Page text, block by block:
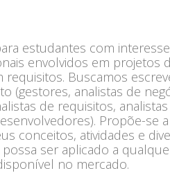
estudantes com
envolvidos em projetos
Buscamos
(gestores, analistas de
de requisitos,
Propõe-se
conceitos, atividades e
ser aplicado a
no mercado.